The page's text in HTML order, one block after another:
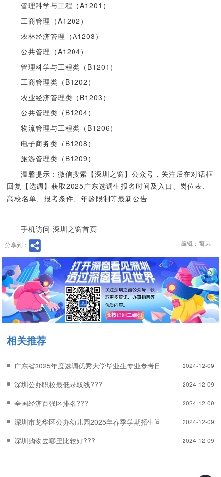
管理科学与工程（A1201）
工商管理（A1202）
农林经济管理（A1203）
公共管理（A1204）
管理科学与工程类（B1201）
工商管理类（B1202）
农业经济管理类（B1203）
公共管理类（B1204）
物流管理与工程类（B1206）
电子商务类（B1208）
旅游管理类（B1209）
温馨提示：微信搜索【深圳之窗】公众号，关注后在对话框
回复【选调】获取2025广东选调生报名时间及入口、岗位表、
高校名单、报考条件、年龄限制等最新公告
手机访问 深圳之窗首页
分享到： 编辑：窗弟
相关推荐
广东省2025年度选调优秀大学毕业生专业参考目录（附目录预览）
2024-12-09
深圳公办职校最低录取线??? 2024-12-09
全国经济百强区排名??? 2024-12-09
深圳市龙华区公办幼儿园2025年春季学期招生问题答疑???2024-12-09
深圳购物去哪里比较好??? 2024-12-09